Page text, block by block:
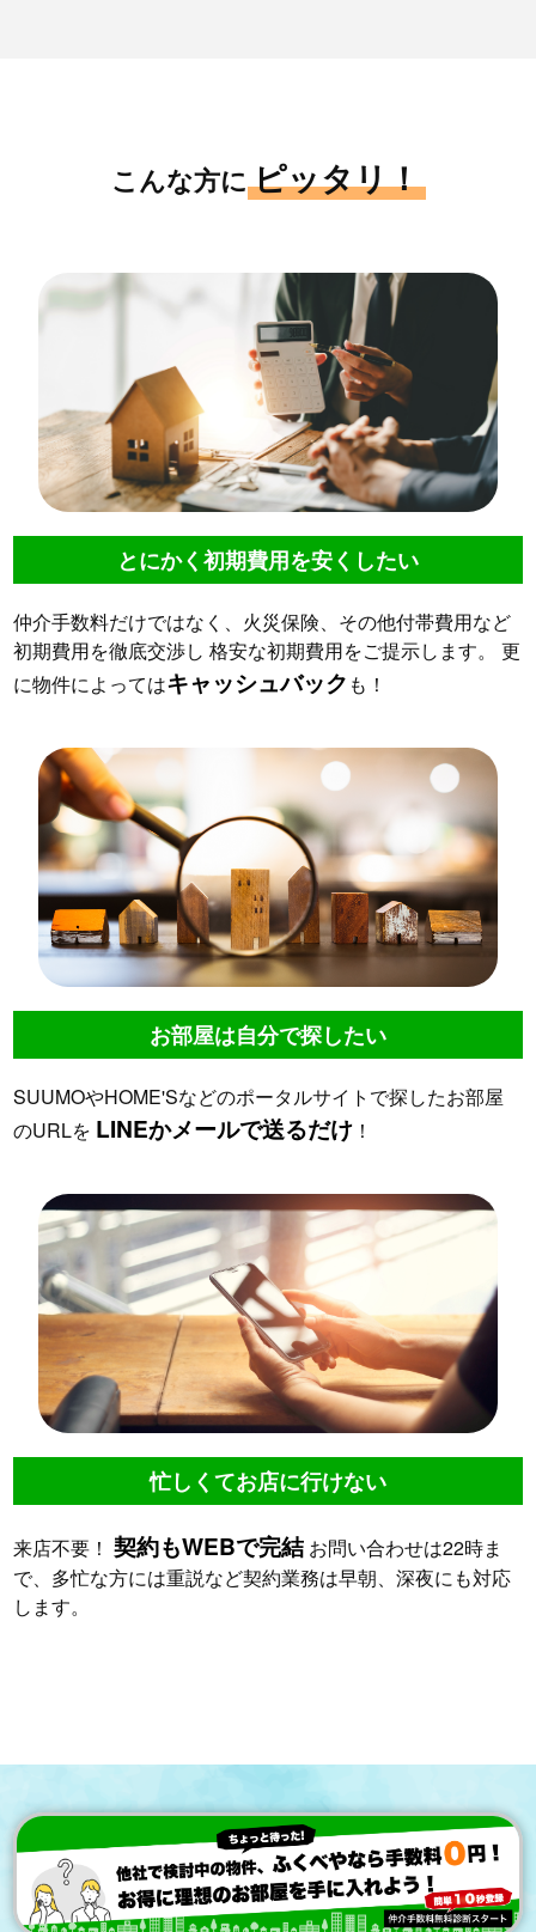
こんな方に ピッタリ！
とにかく初期費用を安くしたい
仲介手数料だけではなく、火災保険、その他付帯費用など
初期費用を徹底交渉し 格安な初期費用をご提示します。 更
に物件によってはキャッシュバック も！
お部屋は自分で探したい
SUUMOやHOME'Sなどのポータルサイトで探したお部屋
のURLを LINEかメールで送るだけ ！
忙しくてお店に行けない
来店不要！契約もWEBで完結 お問い合わせは22時ま
で、多忙な方には重説など契約業務は早朝、深夜にも対応
します。